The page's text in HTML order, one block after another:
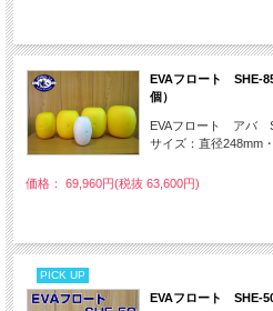
EVAフロート
個）
EVAフロート アバ
サイズ：直径248mm
価格： 69,960円(税抜 63,600円)
PICK UP
EVAフロート SHE-